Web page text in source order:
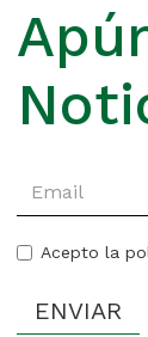
Acepto la